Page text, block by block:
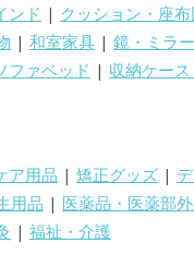
ンド | クッション・座布
| 和室家具 | 鏡・ミラー
ファベッド | 収納ケー
ア用品 | 矯正グッズ |
用品 | 医薬品・医薬部
| 福祉・介護